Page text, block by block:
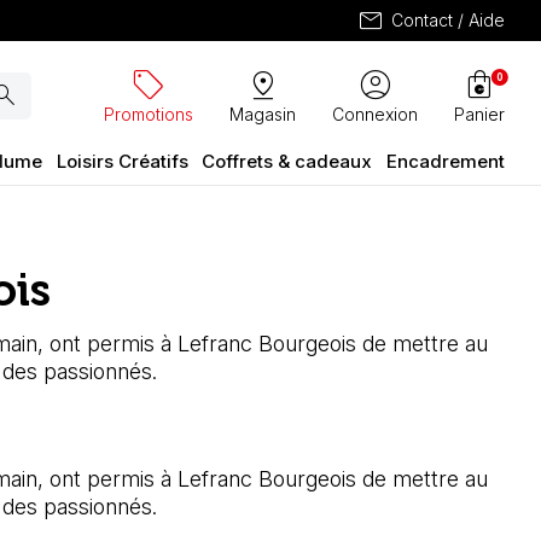
mail Contact / Aide
sell
Promotions
pin_drop
Magasin
account_circle
Connexion
shopping_bag
Panier
0
Loisirs Créatifs Coffrets & cadeaux Encadrement
ont permis à Lefranc Bourgeois de mettre au
passionnés.
ont permis à Lefranc Bourgeois de mettre au
passionnés.